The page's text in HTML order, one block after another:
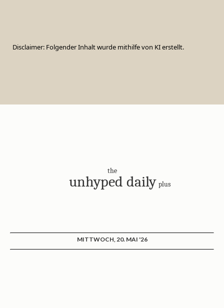
Disclaimer: Folgender Inhalt wurde mithilfe von KI erstellt.
the
unhyped daily plus
MITTWOCH, 20. MAI '26